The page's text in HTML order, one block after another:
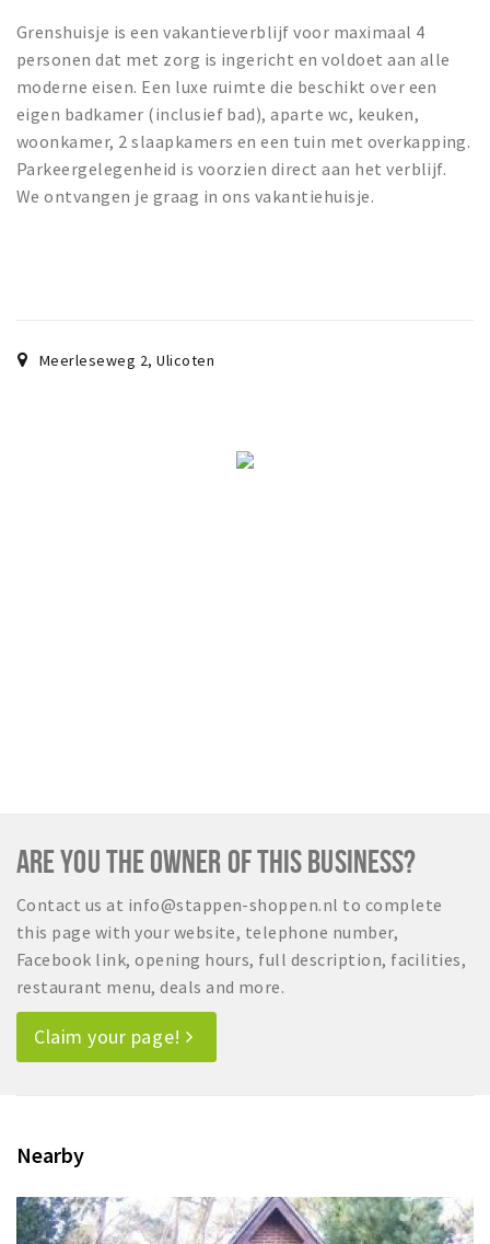
Éxpercience
Enclaves
Musée et théâtre
Activité
Piste cyclable
Grenshuisje is een vakantieverblijf voor maximaal 4
personen dat met zorg is ingericht en voldoet aan alle
moderne eisen. Een luxe ruimte die beschikt over een
eigen badkamer (inclusief bad), aparte wc, keuken,
woonkamer, 2 slaapkamers en een tuin met overkapping.
Parkeergelegenheid is voorzien direct aan het verblijf.
We ontvangen je graag in ons vakantiehuisje.
Meerleseweg 2,Ulicoten
ARE YOU THE OWNER OF THIS BUSINESS?
Contact us at info@stappen-shoppen.nl to complete
this page with your website, telephone number,
Facebook link, opening hours, full description, facilities,
restaurant menu, deals and more.
Claim your page!
Nearby